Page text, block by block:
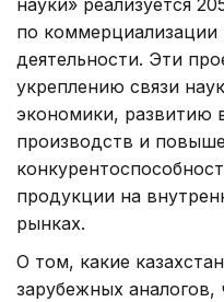
науки» реализуется
по коммерциализации
деятельности. Эти
укреплению связи
экономики, развитию
производств и
продукции на
рынках.
О том, какие
зарубежных аналогов,